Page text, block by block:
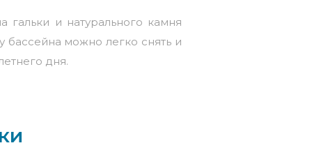
и натурального камня
можно легко снять и
дня.